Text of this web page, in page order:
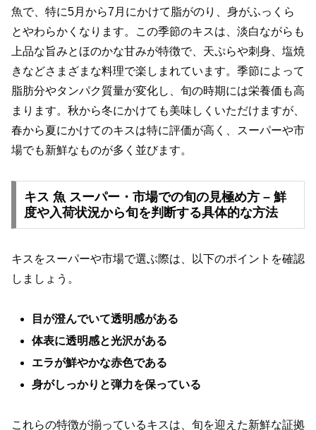
魚で、特に5月から7月にかけて脂がのり、身がふっくら
とやわらかくなります。この季節のキスは、淡白ながらも
上品な旨みとほのかな甘みが特徴で、天ぷらや刺身、塩焼
きなどさまざまな料理で楽しまれています。季節によって
脂肪分やタンパク質量が変化し、旬の時期には栄養価も高
まります。秋から冬にかけても美味しくいただけますが、
春から夏にかけてのキスは特に評価が高く、スーパーや市
場でも新鮮なものが多く並びます。
キス 魚 スーパー・市場での旬の見極め方 – 鮮
度や入荷状況から旬を判断する具体的な方法
キスをスーパーや市場で選ぶ際は、以下のポイントを確認
しましょう。
目が澄んでいて透明感がある
体表に透明感と光沢がある
エラが鮮やかな赤色である
身がしっかりと弾力を保っている
これらの特徴が揃っているキスは、旬を迎えた新鮮な証拠